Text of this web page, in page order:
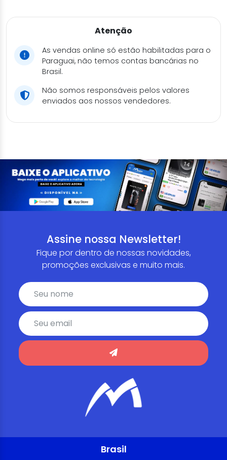
Atenção
As vendas online só estão habilitadas para o
Paraguai, não temos contas bancárias no
Brasil.
Não somos responsáveis pelos valores
enviados aos nossos vendedores.
Assine nossa Newsletter!
Fique por dentro de nossas novidades,
promoções exclusivas e muito mais.
Brasil